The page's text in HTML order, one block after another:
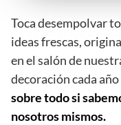
Toca desempolvar
ideas frescas,
en el salón de
decoración cada
sobre todo si
nosotros mismos.